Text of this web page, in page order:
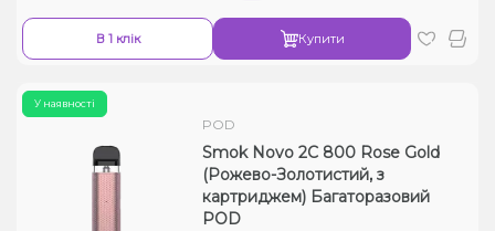
В 1 клік Купити
У наявності
POD
Smok Novo 2C 800 Rose Gold
(Рожево-Золотистий, з
картриджем) Багаторазовий
POD